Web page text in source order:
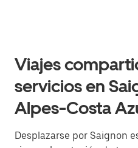
Viajes
servicios en
Alpes-Costa
Desplazarse por Saignon